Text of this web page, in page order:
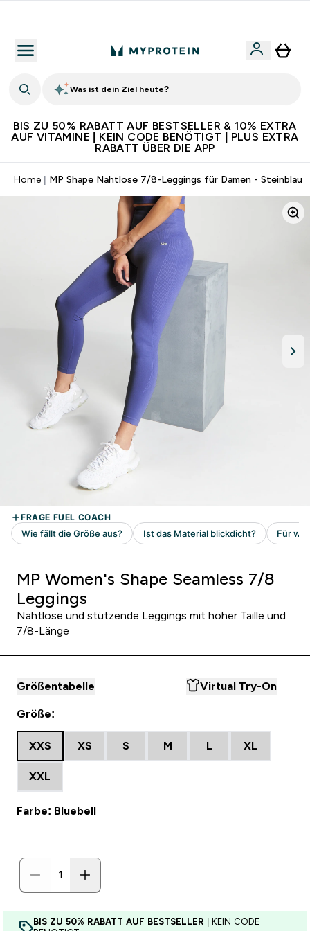
Was ist dein Ziel heute?
BIS ZU 50% RABATT AUF BESTSELLER & 10% EXTRA
AUF VITAMINE | KEIN CODE BENÖTIGT | PLUS EXTRA
RABATT ÜBER DIE APP
Home MP Shape Nahtlose 7/8-Leggings für Damen - Steinblau
MP Women's Shape Seamless 7/8
Leggings
Nahtlose und stützende Leggings mit hoher Taille und
7/8-Länge
Größentabelle Virtual Try-On
Größe:
XXS XS S M L XL
XXL
Farbe: Bluebell
BIS ZU 50% RABATT AUF BESTSELLER | KEIN CODE